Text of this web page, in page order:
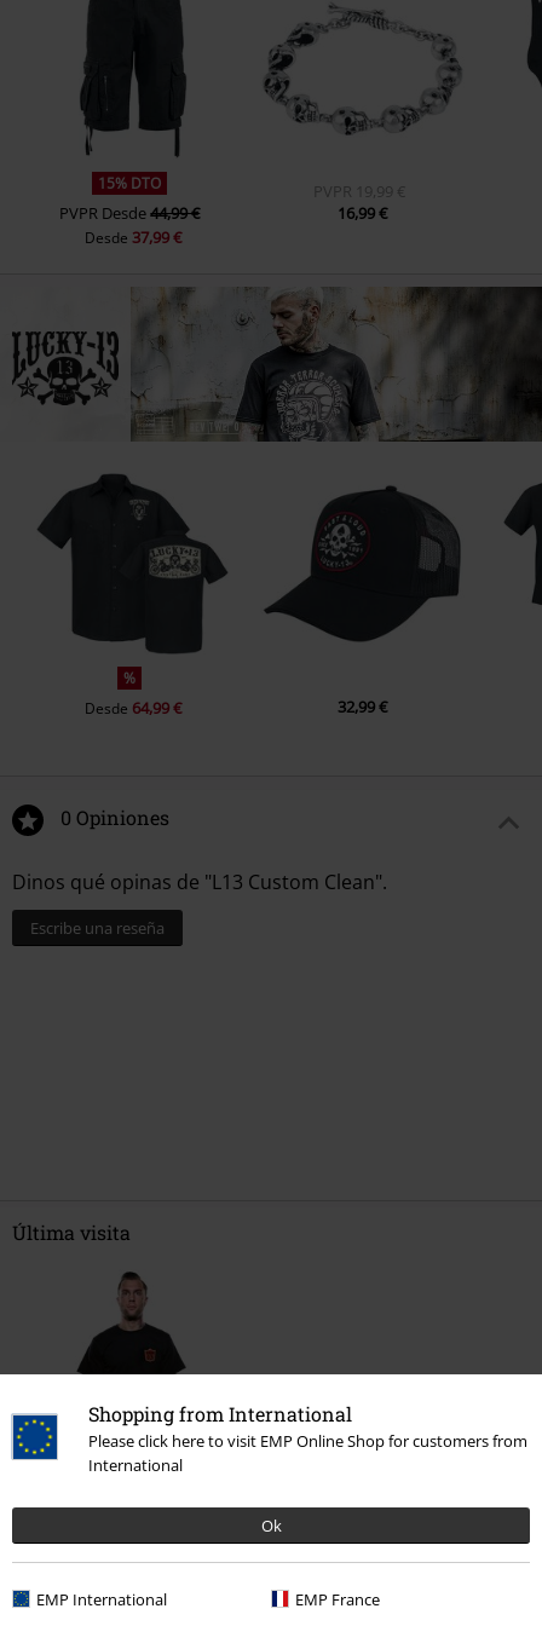
Shopping from International
Please click here to visit EMP Online Shop for customers from
International
Ok
EMP International EMP France
15% DTO
PVPR Desde44,99 €
Desde 37,99 €
PVPR
19,99 €
16,99 €
%
Desde 64,99 € 32,99 €
0 Opiniones
Dinos qué opinas de "L13 Custom Clean".
Escribe una reseña
Última visita
%
24,99 €
Más categorías. Más opciones